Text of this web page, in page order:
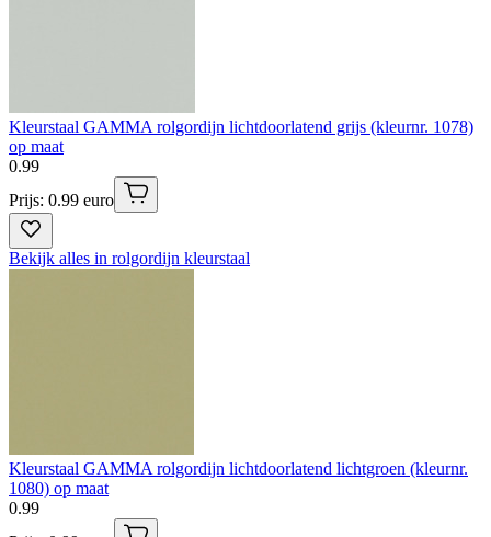
Kleurstaal GAMMA rolgordijn lichtdoorlatend grijs (kleurnr. 1078)
op maat
0.99
Prijs: 0.99 euro
Bekijk alles in rolgordijn kleurstaal
Kleurstaal GAMMA rolgordijn lichtdoorlatend lichtgroen (kleurnr.
1080) op maat
0.99